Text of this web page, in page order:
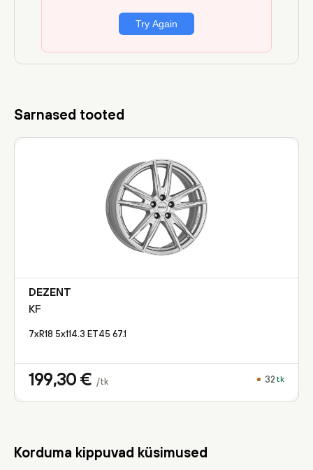
Sarnased tooted
DEZENT
KF
7xR18 5x114.3 ET45 67.1
199,30 € /tk 32 tk
Korduma kippuvad küsimused